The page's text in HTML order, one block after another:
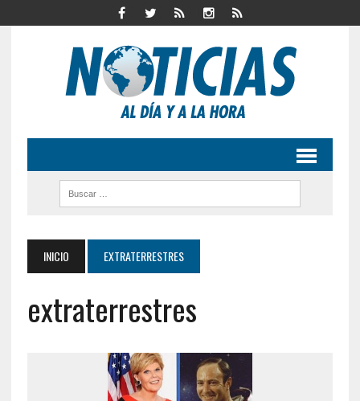
INICIO EXTRATERRESTRES
extraterrestres